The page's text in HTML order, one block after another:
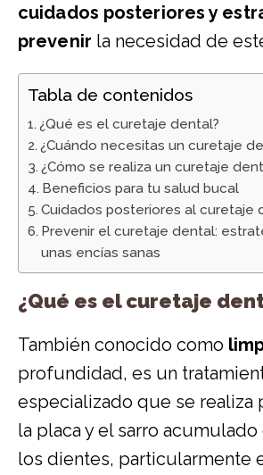
cuidados posteriores y
prevenir la necesidad de
Tabla de contenidos
¿Qué es el curetaje dental?
¿Cuándo necesitas un curetaje
¿Cómo se realiza un curetaje
Beneficios para tu salud bucal
Cuidados posteriores al curetaje
Prevenir el curetaje dental:
unas encías sanas
¿Qué es el curetaje
También conocido como
profundidad, es un
especializado que se realiza
la placa y el sarro acumulado
los dientes, particularmente